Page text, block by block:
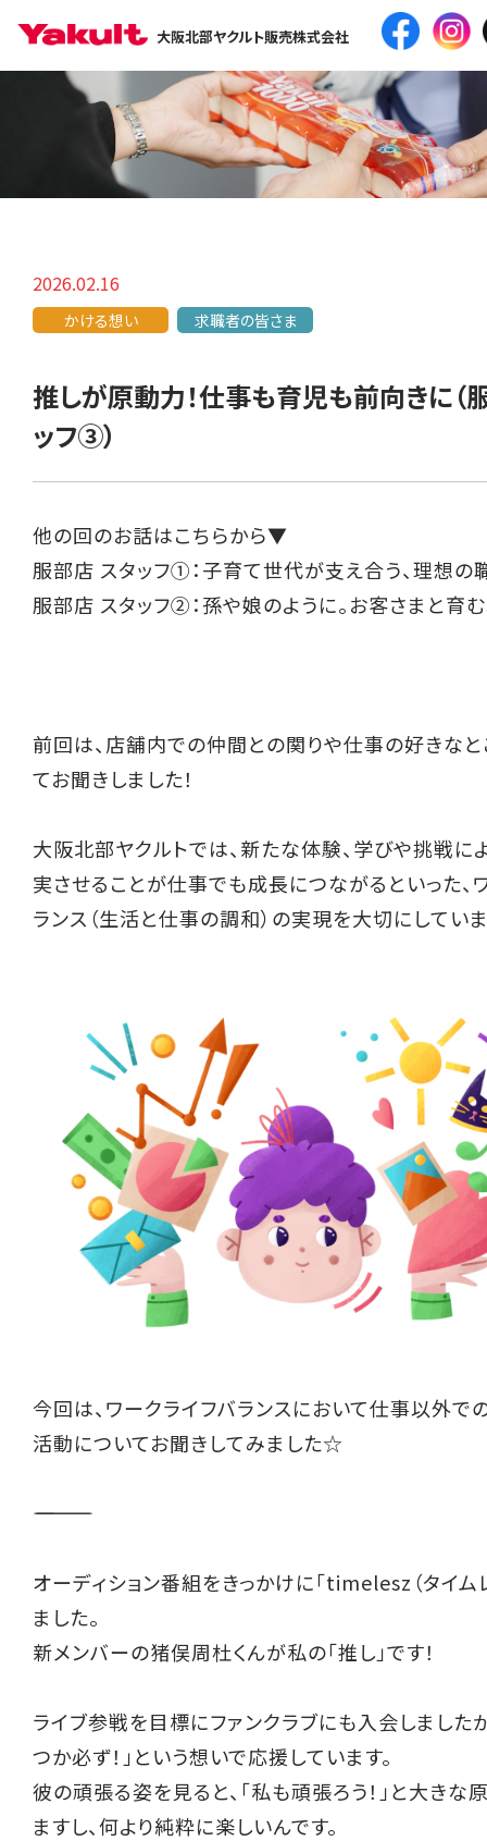
大阪北部ヤクルト販売株式会社
2026.02.16
かける想い 求職者の皆さま
推しが原動力！仕事も育児も前向きに（
ッフ③）
他の回のお話はこちらから▼
服部店 スタッフ①：子育て世代が支え合う、理想の
服部店 スタッフ②：孫や娘のように。お客さまと育
前回は、店舗内での仲間との関りや仕事の好きな
てお聞きしました！
大阪北部ヤクルトでは、新たな体験、学びや挑戦に
実させることが仕事でも成長につながるといった、
ランス（生活と仕事の調和）の実現を大切にしていま
今回は、ワークライフバランスにおいて仕事以外で
活動についてお聞きしてみました☆
――――――――――
オーディション番組をきっかけに「timelesz（タイム
ました。
新メンバーの猪俣周杜くんが私の「推し」です！
ライブ参戦を目標にファンクラブにも入会しました
つか必ず！」という想いで応援しています。
彼の頑張る姿を見ると、「私も頑張ろう！」と大きな
ますし、何より純粋に楽しいんです。